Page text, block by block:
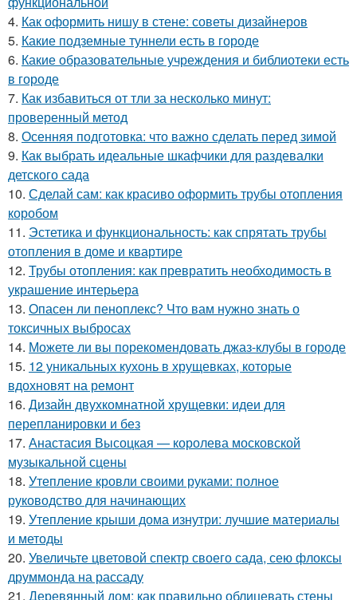
4. Как оформить нишу в стене: советы дизайнеров
5. Какие подземные туннели есть в городе
6. Какие образовательные учреждения и библиотеки есть
в городе
7. Как избавиться от тли за несколько минут:
проверенный метод
8. Осенняя подготовка: что важно сделать перед зимой
9. Как выбрать идеальные шкафчики для раздевалки
детского сада
10. Сделай сам: как красиво оформить трубы отопления
коробом
11. Эстетика и функциональность: как спрятать трубы
отопления в доме и квартире
12. Трубы отопления: как превратить необходимость в
украшение интерьера
13. Опасен ли пеноплекс? Что вам нужно знать о
токсичных выбросах
14. Можете ли вы порекомендовать джаз-клубы в городе
15. 12 уникальных кухонь в хрущевках, которые
вдохновят на ремонт
16. Дизайн двухкомнатной хрущевки: идеи для
перепланировки и без
17. Анастасия Высоцкая — королева московской
музыкальной сцены
18. Утепление кровли своими руками: полное
руководство для начинающих
19. Утепление крыши дома изнутри: лучшие материалы
и методы
20. Увеличьте цветовой спектр своего сада, сею флоксы
друммонда на рассаду
21. Деревянный дом: как правильно облицевать стены